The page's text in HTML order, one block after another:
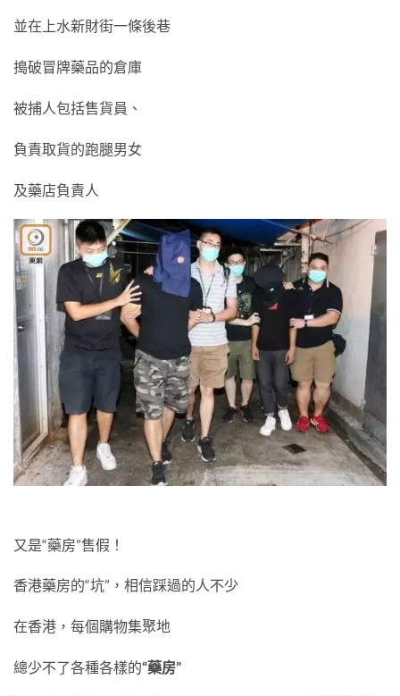
並在上水新財街一條後巷
搗破冒牌藥品的倉庫
被捕人包括售貨員、
負責取貨的跑腿男女
及藥店負責人
又是“藥房”售假！
香港藥房的“坑”，相信踩過的人不少
在香港，每個購物集聚地
總少不了各種各樣的“藥房”